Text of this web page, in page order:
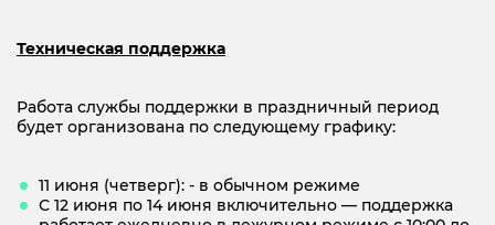
Техническая поддержка
Работа службы поддержки в праздничный период
будет организована по следующему графику:
11 июня (четверг): - в обычном режиме
С 12 июня по 14 июня включительно — поддержка